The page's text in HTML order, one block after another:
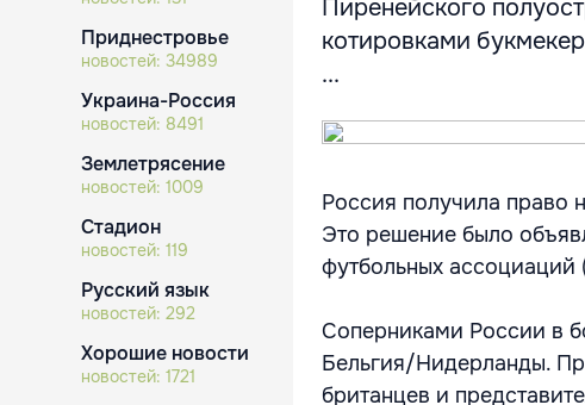
Приднестровье
новостей: 34989
Украина-Россия
новостей: 8491
Землетрясение
новостей: 1009
Стадион
новостей: 119
Русский язык
новостей: 292
Хорошие новости
новостей: 1721
Пиренейского
котировками
...
Россия получила право
Это решение было
футбольных
Соперниками России в
Бельгия/Нидерланды.
британцев и